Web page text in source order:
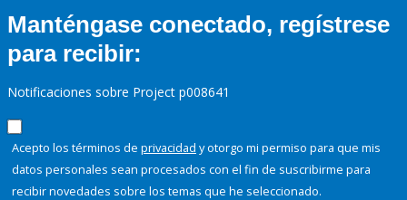
Manténgase conectado, regístrese
para recibir:
Notificaciones sobre Project p008641
Acepto los términos de privacidad y otorgo mi permiso para que mis
datos personales sean procesados con el fin de suscribirme para
recibir novedades sobre los temas que he seleccionado.